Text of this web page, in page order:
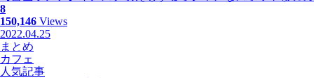
8
150,146 Views
2022.04.25
まとめ
カフェ
人気記事